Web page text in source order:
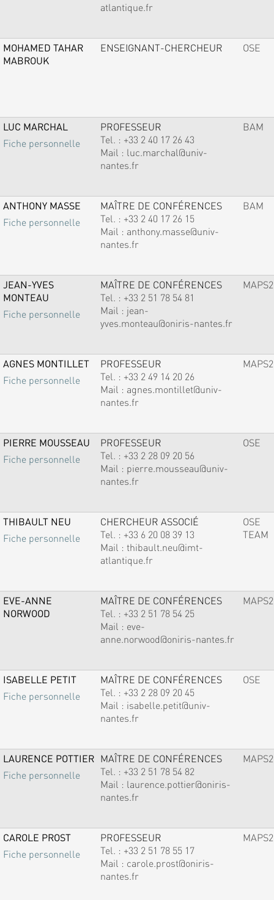
atlantique.fr
MOHAMED TAHAR
MABROUK
ENSEIGNANT-CHERCHEUR OSE
LUC MARCHAL
Fiche personnelle
PROFESSEUR
Tel. : +33 2 40 17 26 43
Mail : luc.marchal@univ-
nantes.fr
BAM
ANTHONY MASSE
Fiche personnelle
MAÎTRE DE CONFÉRENCES
Tel. : +33 2 40 17 26 15
Mail : anthony.masse@univ-
nantes.fr
BAM
JEAN-YVES
MONTEAU
Fiche personnelle
MAÎTRE DE CONFÉRENCES
Tel. : +33 2 51 78 54 81
Mail : jean-
yves.monteau@oniris-nantes.fr
MAPS2
AGNES MONTILLET
Fiche personnelle
PROFESSEUR
Tel. : +33 2 49 14 20 26
Mail : agnes.montillet@univ-
nantes.fr
MAPS2
PIERRE MOUSSEAU
Fiche personnelle
PROFESSEUR
Tel. : +33 2 28 09 20 56
Mail : pierre.mousseau@univ-
nantes.fr
OSE
THIBAULT NEU
Fiche personnelle
CHERCHEUR ASSOCIÉ
Tel. : +33 6 20 08 39 13
Mail : thibault.neu@imt-
atlantique.fr
OSE
TEAM
EVE-ANNE
NORWOOD
MAÎTRE DE CONFÉRENCES
Tel. : +33 2 51 78 54 25
Mail : eve-
anne.norwood@oniris-nantes.fr
MAPS2
ISABELLE PETIT
Fiche personnelle
MAÎTRE DE CONFÉRENCES
Tel. : +33 2 28 09 20 45
Mail : isabelle.petit@univ-
nantes.fr
OSE
LAURENCE POTTIER
Fiche personnelle
MAÎTRE DE CONFÉRENCES
Tel. : +33 2 51 78 54 82
Mail : laurence.pottier@oniris-
nantes.fr
MAPS2
CAROLE PROST
Fiche personnelle
PROFESSEUR
Tel. : +33 2 51 78 55 17
Mail : carole.prost@oniris-
nantes.fr
MAPS2